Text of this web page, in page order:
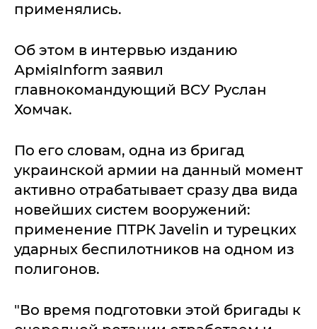
применялись.
Об этом в интервью изданию
АрміяInform заявил
главнокомандующий ВСУ Руслан
Хомчак.
По его словам, одна из бригад
украинской армии на данный момент
активно отрабатывает сразу два вида
новейших систем вооружений:
применение ПТРК Javelin и турецких
ударных беспилотников на одном из
полигонов.
"Во время подготовки этой бригады к